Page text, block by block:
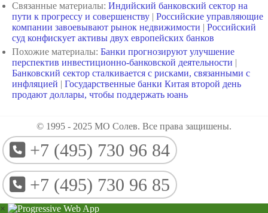
Связанные материалы: Индийский банковский сектор на
пути к прогрессу и совершенству | Российские управляющие
компании завоевывают рынок недвижимости | Российский
суд конфискует активы двух европейских банков
Похожие материалы: Банки прогнозируют улучшение
перспектив инвестиционно-банковской деятельности |
Банковский сектор сталкивается с рисками, связанными с
инфляцией | Государственные банки Китая второй день
продают доллары, чтобы поддержать юань
© 1995 - 2025 МО Солев. Все права защишены.
+7 (495) 730 96 84
+7 (495) 730 96 85
×